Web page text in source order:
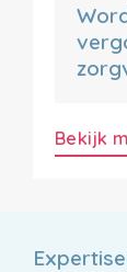
Bekijk